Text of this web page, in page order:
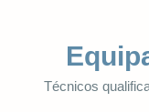
Técnicos